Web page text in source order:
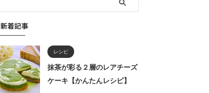
新着記事
レシピ
抹茶が彩る２層のレアチーズ
ケーキ【かんたんレシピ】